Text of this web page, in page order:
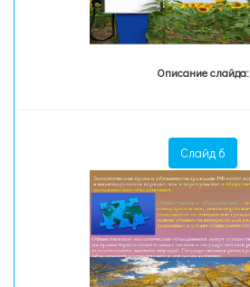
Описание слайда:
Слайд 6